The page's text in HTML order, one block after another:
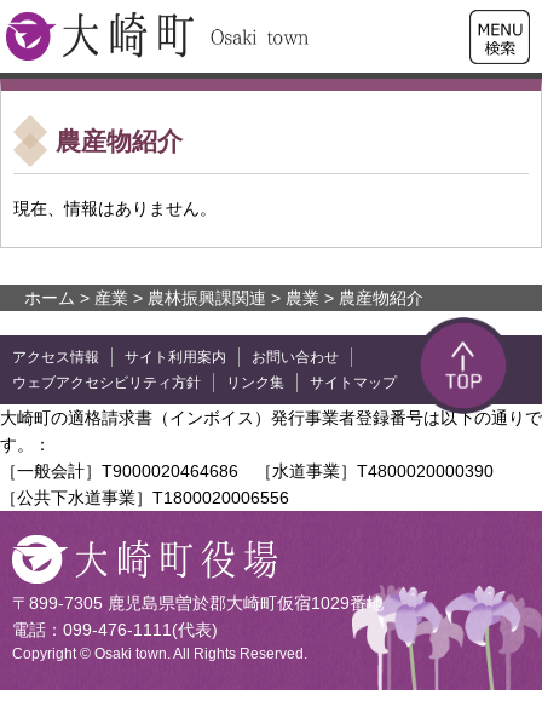
大崎町
検索・
共通メ
ニュー
農産物紹介
現在、情報はありません。
ホーム > 産業 > 農林振興課関連 > 農業 > 農産物紹介
アクセス情報 サイト利用案内
お問い合わせ
ウェブアクセシビリティ方針
リンク集 サイトマップ
大崎町の適格請求書（インボイス）発行事業者登録番号は以下の通りで
す。：
［一般会計］T9000020464686 ［水道事業］T4800020000390
［公共下水道事業］T1800020006556
〒899-7305 鹿児島県曽於郡大崎町仮宿1029番地
電話：099-476-1111(代表)
Copyright © Osaki town. All Rights Reserved.